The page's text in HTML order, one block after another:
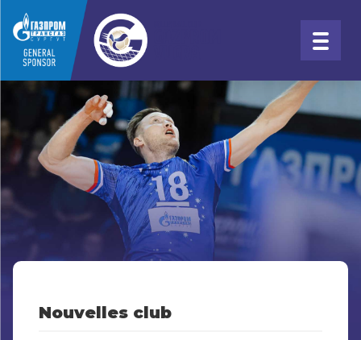
Nouvelles club